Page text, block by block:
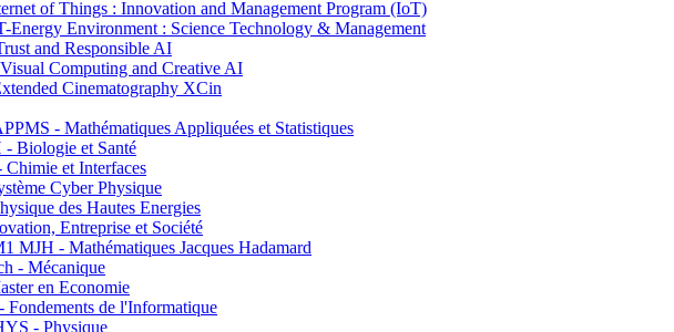
of Things : Innovation and Management Program (IoT)
Environment : Science Technology & Management
and Responsible AI
Computing and Creative AI
Cinematography XCin
- Mathématiques Appliquées et Statistiques
Biologie et Santé
et Interfaces
Cyber Physique
des Hautes Energies
Entreprise et Société
- Mathématiques Jacques Hadamard
- Mécanique
en Economie
de l'Informatique
- Physique